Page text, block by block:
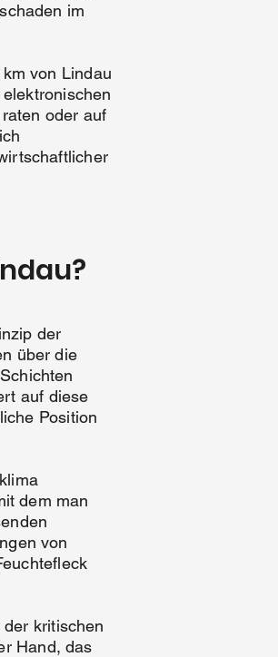
im
von Lindau
oder auf
der
über die
auf diese
Position
dem man
von
kritischen
Hand, das